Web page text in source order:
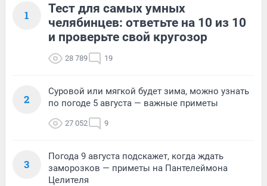
1
Тест для самых умных
челябинцев: ответьте на 10 из 10
и проверьте свой кругозор
28 789 19
2
Суровой или мягкой будет зима, можно узнать
по погоде 5 августа — важные приметы
27 052 9
3
Погода 9 августа подскажет, когда ждать
заморозков — приметы на Пантелеймона
Целителя